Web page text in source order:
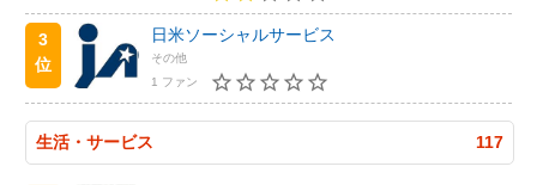
3
位
日米ソーシャルサービス
その他
1 ファン
生活・サービス 117